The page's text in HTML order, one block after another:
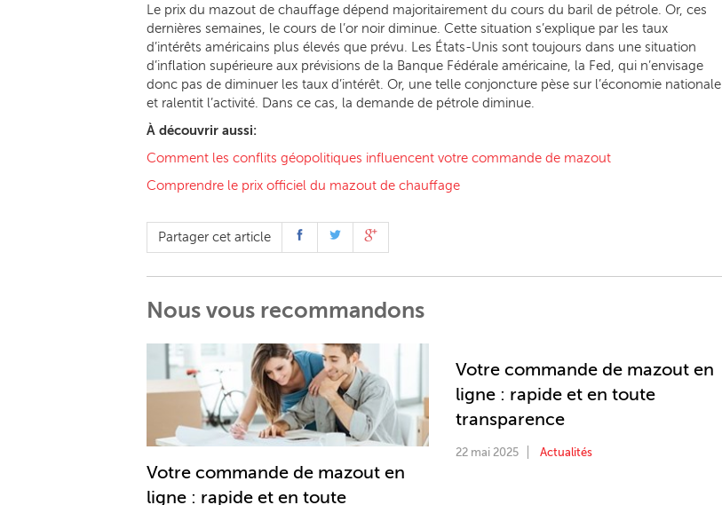
Le prix du mazout de chauffage dépend majoritairement du cours du baril de pétrole. Or, ces
dernières semaines, le cours de l’or noir diminue. Cette situation s’explique par les taux
d’intérêts américains plus élevés que prévu. Les États-Unis sont toujours dans une situation
d’inflation supérieure aux prévisions de la Banque Fédérale américaine, la Fed, qui n’envisage
donc pas de diminuer les taux d’intérêt. Or, une telle conjoncture pèse sur l’économie nationale
et ralentit l’activité. Dans ce cas, la demande de pétrole diminue.
À découvrir aussi:
Comment les conflits géopolitiques influencent votre commande de mazout
Comprendre le prix officiel du mazout de chauffage
Partager cet article
Nous vous recommandons
Votre commande de mazout en
ligne : rapide et en toute
Votre commande de mazout en
ligne : rapide et en toute
transparence
22 mai 2025 Actualités